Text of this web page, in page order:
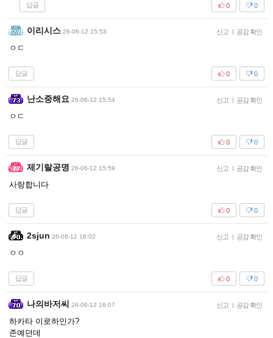
답글 0
0
이리시스 26-06-12 15:53 신고 | 공감 확인
ㅇㄷ
답글 0
0
난소중해요 26-06-12 15:54 신고 | 공감 확인
ㅇㄷ
답글 0
0
제기랄공명 26-06-12 15:59 신고 | 공감 확인
사랑합니다
답글 0
0
2sjun 26-06-12 16:02 신고 | 공감 확인
ㅇㅇ
답글 0
0
나의바저씨 26-06-12 16:07 신고 | 공감 확인
하카타 이로하인가?
존예던데